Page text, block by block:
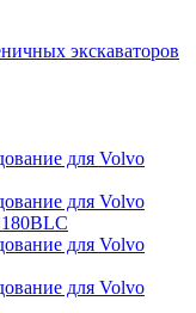
экскаваторов
для Volvo
для Volvo
для Volvo
для Volvo